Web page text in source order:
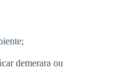
demerara ou